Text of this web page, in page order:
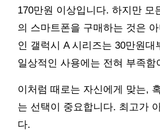
170만원 이상입니다. 하지만 모
의 스마트폰을 구매하는 것은
인 갤럭시 A 시리즈는 30만원대
일상적인 사용에는 전혀 부족함
이처럼 때로는 자신에게 맞는,
는 선택이 중요합니다. 최고가
다.